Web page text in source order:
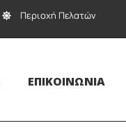
Περιοχή Πελατών
ΕΠΙΚΟΙΝΩΝΊΑ